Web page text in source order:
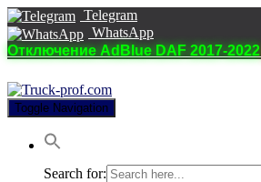
Telegram
WhatsApp
Отключение AdBlue DAF 2017-2022
Toggle Navigation
Search for: